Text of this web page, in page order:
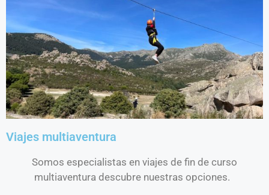
Viajes multiaventura
Somos especialistas en viajes de fin de curso
multiaventura descubre nuestras opciones.